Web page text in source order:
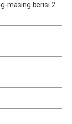
masing berisi 2